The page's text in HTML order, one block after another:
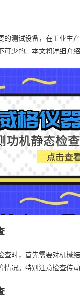
的测试设备，在工业生
可少的。本文将详细介
查时，首先需要对机械
情况。特别注意检查传